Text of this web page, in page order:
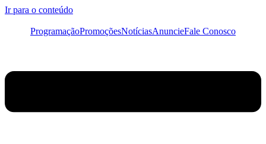
Ir para o conteúdo
ProgramaçãoPromoçõesNotíciasAnuncieFale Conosco